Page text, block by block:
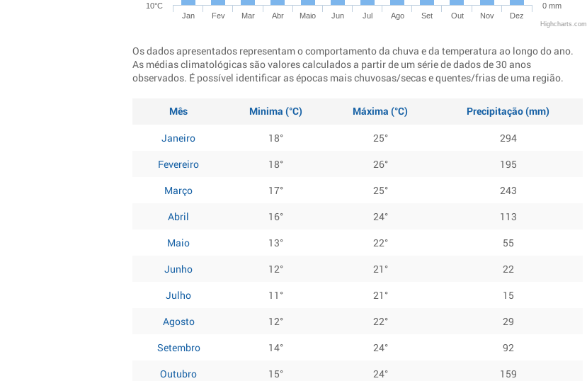
Jan Fev Mar Abr Maio Jun Jul Ago Set Out Nov Dez
10°C 0 mm
Highcharts.com
Os dados apresentados representam o comportamento da chuva e da temperatura ao longo do ano.
As médias climatológicas são valores calculados a partir de um série de dados de 30 anos
observados. É possível identificar as épocas mais chuvosas/secas e quentes/frias de uma região.
Mês Minima (°C) Máxima (°C)
Precipitação (mm)
Janeiro
18° 25°
294
Fevereiro
18° 26°
195
Março
17° 25°
243
Abril
16° 24°
113
Maio
13° 22°
55
Junho
12° 21°
22
Julho
11° 21°
15
Agosto
12° 22°
29
Setembro
14° 24°
92
Outubro
15° 24°
159